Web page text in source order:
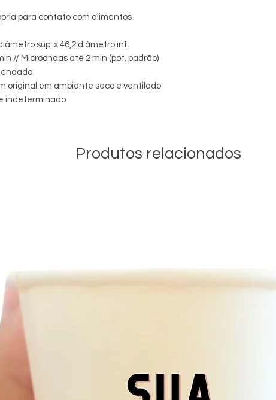
para contato com alimentos
sup. x 46,2 diâmetro inf.
// Microondas até 2 min (pot. padrão)
original em ambiente seco e ventilado
indeterminado
Produtos relacionados